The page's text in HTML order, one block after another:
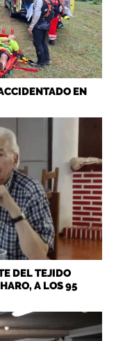
EN
DEL TEJIDO
A LOS 95